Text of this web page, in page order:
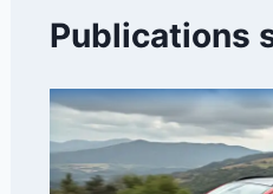
Publications